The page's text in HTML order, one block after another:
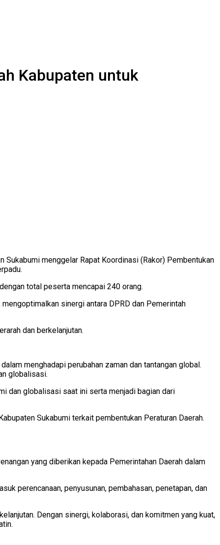
Kabupaten untuk
menggelar Rapat Koordinasi (Rakor) Pembentukan
total peserta mencapai 240 orang.
sinergi antara DPRD dan Pemerintah
dan berkelanjutan.
menghadapi perubahan zaman dan tantangan global.
globalisasi.
dan globalisasi saat ini serta menjadi bagian dari
Sukabumi terkait pembentukan Peraturan Daerah.
yang diberikan kepada Pemerintahan Daerah dalam
perencanaan, penyusunan, pembahasan, penetapan, dan
Dengan sinergi, kolaborasi, dan komitmen yang kuat,